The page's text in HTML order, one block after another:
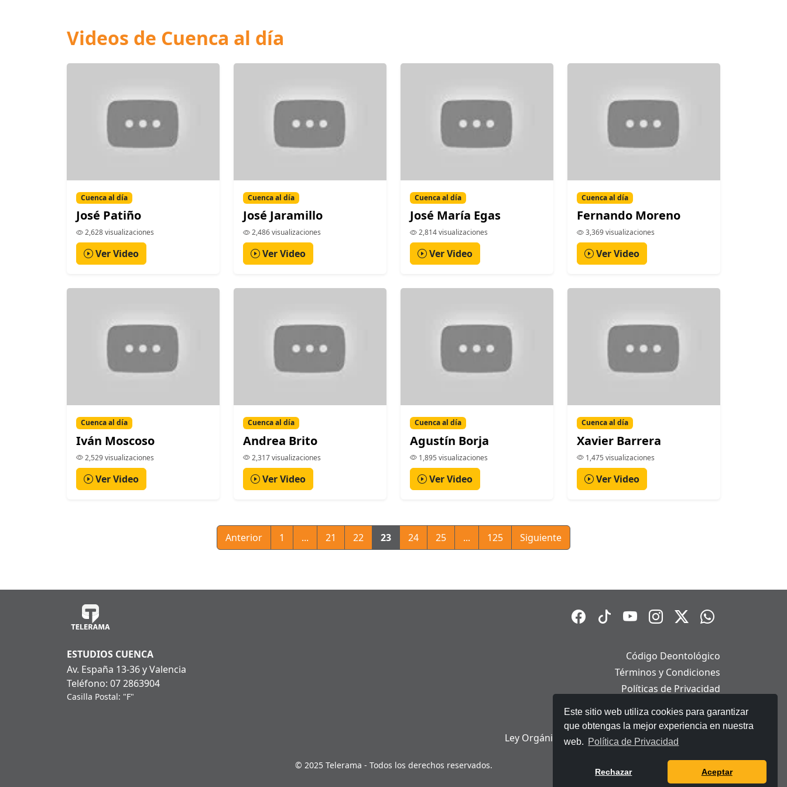
Este sitio web utiliza cookies para garantizar
que obtengas la mejor experiencia en nuestra
web. Política de Privacidad
Rechazar Aceptar
Videos de Cuenca al día
Cuenca al día
José Patiño
2,628 visualizaciones
Ver Video
Cuenca al día
José Jaramillo
2,486 visualizaciones
Ver Video
Cuenca al día
José María Egas
2,814 visualizaciones
Ver Video
Cuenca al día
Fernando Moreno
3,369 visualizaciones
Ver Video
Cuenca al día
Iván Moscoso
2,529 visualizaciones
Ver Video
Cuenca al día
Andrea Brito
2,317 visualizaciones
Ver Video
Cuenca al día
Agustín Borja
1,895 visualizaciones
Ver Video
Cuenca al día
Xavier Barrera
1,475 visualizaciones
Ver Video
Anterior 1 ... 21 22 23 24 25 ... 125 Siguiente
ESTUDIOS CUENCA
Av. España 13-36 y Valencia
Teléfono: 07 2863904
Casilla Postal: "F"
Código Deontológico
Términos y Condiciones
Políticas de Privacidad
Políticas de Cookies
Aviso Legal
Ley Orgánica de Protección de Datos Personales
© 2025 Telerama - Todos los derechos reservados.